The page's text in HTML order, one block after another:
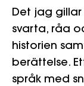
Det jag
svarta, råa
historien
berättelse.
språk med